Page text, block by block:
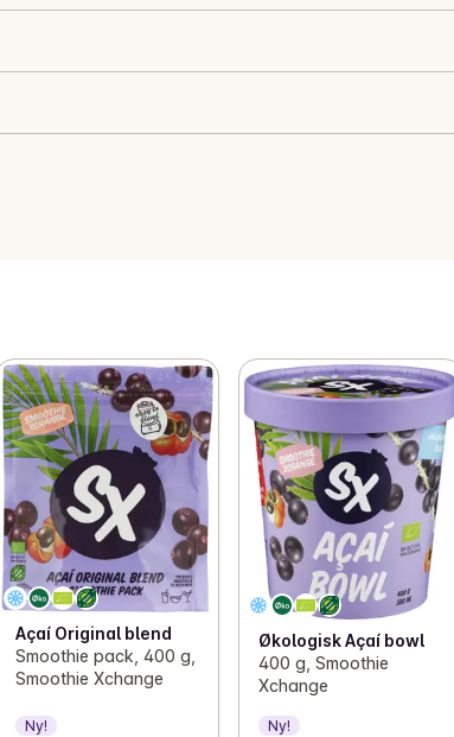
Açaí Original blend
Smoothie pack, 400 g,
Smoothie Xchange
Ny!
Økologisk Açaí bowl
400 g, Smoothie
Xchange
Ny!